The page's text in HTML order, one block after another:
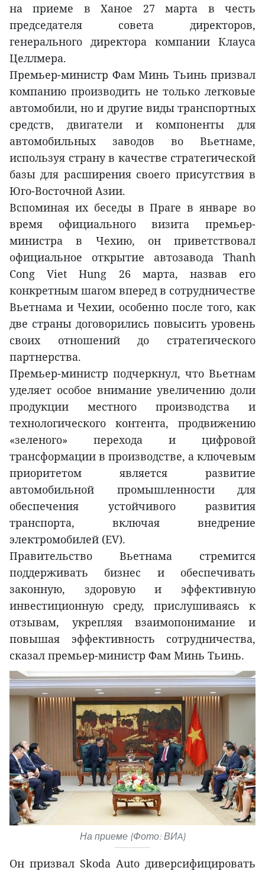
на приеме в Ханое 27 марта в честь
председателя совета директоров,
генерального директора компании Клауса
Целлмера.
Премьер-министр Фам Минь Тьинь призвал
компанию производить не только легковые
автомобили, но и другие виды транспортных
средств, двигатели и компоненты для
автомобильных заводов во Вьетнаме,
используя страну в качестве стратегической
базы для расширения своего присутствия в
Юго-Восточной Азии.
Вспоминая их беседы в Праге в январе во
время официального визита премьер-
министра в Чехию, он приветствовал
официальное открытие автозавода Thanh
Cong Viet Hung 26 марта, назвав его
конкретным шагом вперед в сотрудничестве
Вьетнама и Чехии, особенно после того, как
две страны договорились повысить уровень
своих отношений до стратегического
партнерства.
Премьер-министр подчеркнул, что Вьетнам
уделяет особое внимание увеличению доли
продукции местного производства и
технологического контента, продвижению
«зеленого» перехода и цифровой
трансформации в производстве, а ключевым
приоритетом является развитие
автомобильной промышленности для
обеспечения устойчивого развития
транспорта, включая внедрение
электромобилей (EV).
Правительство Вьетнама стремится
поддерживать бизнес и обеспечивать
законную, здоровую и эффективную
инвестиционную среду, прислушиваясь к
отзывам, укрепляя взаимопонимание и
повышая эффективность сотрудничества,
сказал премьер-министр Фам Минь Тьинь.
На приеме (Фото: ВИA)
Он призвал Skoda Auto диверсифицировать